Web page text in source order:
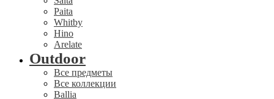
Paita
Whitby
Hino
Arelate
Outdoor
Все предметы
Все коллекции
Ballia